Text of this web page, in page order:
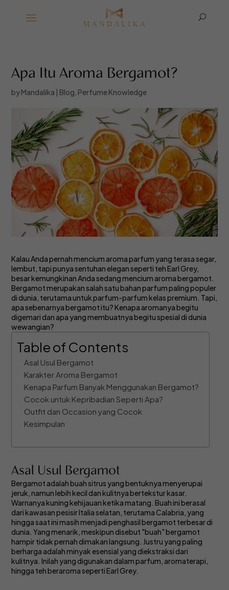
U
Apa Itu Aroma Bergamot?
byMandalika | Blog Perfume Knowledge
Kalau Anda pernah mencium aroma parfum yang terasa segar,
lembut, tapi punya sentuhan elegan seperti teh Earl Grey,
besar kemungkinan Anda sedang mencium aroma bergamot.
Bergamot merupakan salah satu bahan parfum paling populer
di dunia, terutama untuk parfum-parfum kelas premium. Tapi,
apa sebenarnya bergamot itu? Kenapa aromanya begitu
digemari dan apa yang membuatnya begitu spesial di dunia
wewangian?
Table of Contents
Asal Usul Bergamot
Karakter Aroma Bergamot
Kenapa Parfum Banyak Menggunakan Bergamot?
Cocok untuk Kepribadian Seperti Apa?
Outfit dan Occasion yang Cocok
Kesimpulan
Asal Usul Bergamot
Bergamot adalah buah sitrus yang bentuknya menyerupai
jeruk, namun lebih kecil dan kulitnya bertekstur kasar.
Warnanya kuning kehijauan ketika matang. Buah ini berasal
dari kawasan pesisir Italia selatan, terutama Calabria, yang
hingga saat ini masih menjadi penghasil bergamot terbesar di
dunia. Yang menarik, meskipun disebut "buah" bergamot
hampir tidak pernah dimakan langsung. Justru yang paling
berharga adalah minyak esensial yang diekstraksi dari
kulitnya. Inilah yang digunakan dalam parfum, aromaterapi,
hingga teh beraroma seperti Earl Grey.